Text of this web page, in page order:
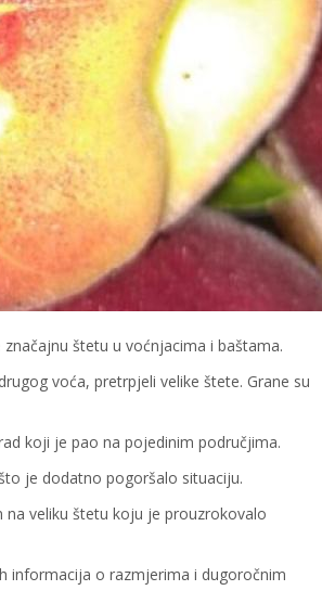
štetu u voćnjacima i baštama.
voća, pretrpjeli velike štete. Grane su
koji je pao na pojedinim područjima.
je dodatno pogoršalo situaciju.
veliku štetu koju je prouzrokovalo
informacija o razmjerima i dugoročnim